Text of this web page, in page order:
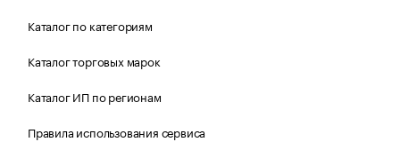
Каталог по категориям
Каталог торговых марок
Каталог ИП по регионам
Правила использования сервиса